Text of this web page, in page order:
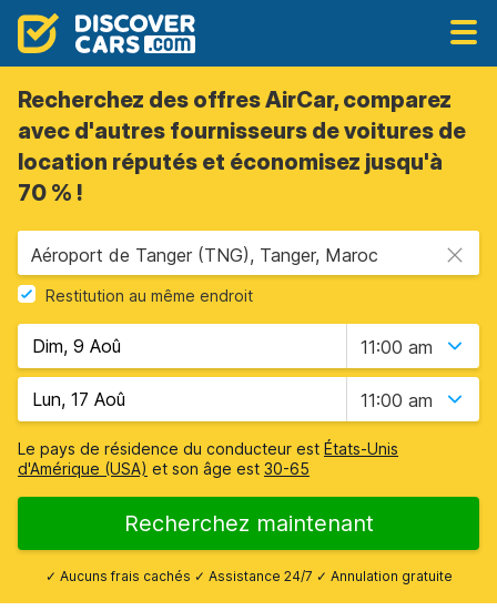
Recherchez des offres AirCar, comparez
avec d'autres fournisseurs de voitures de
location réputés et économisez jusqu'à
70 % !
Aéroport de Tanger (TNG), Tanger, Maroc
Restitution au même endroit
11:00 am
11:00 am
Le pays de résidence du conducteur est États-Unis
d'Amérique (USA) et son âge est 30-65
Recherchez maintenant
✓ Aucuns frais cachés ✓ Assistance 24/7 ✓ Annulation gratuite